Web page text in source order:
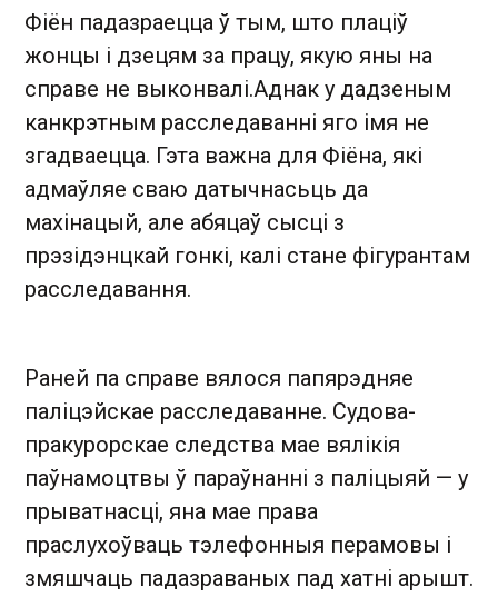
Фіён падазраецца ў тым, што плаціў
жонцы і дзецям за працу, якую яны на
справе не выконвалі.Аднак у дадзеным
канкрэтным расследаванні яго імя не
згадваецца. Гэта важна для Фіёна, які
адмаўляе сваю датычнасьць да
махінацый, але абяцаў сысці з
прэзідэнцкай гонкі, калі стане фігурантам
расследавання.
Раней па справе вялося папярэдняе
паліцэйскае расследаванне. Судова-
пракурорскае следства мае вялікія
паўнамоцтвы ў параўнанні з паліцыяй — у
прыватнасці, яна мае права
праслухоўваць тэлефонныя перамовы і
змяшчаць падазраваных пад хатні арышт.